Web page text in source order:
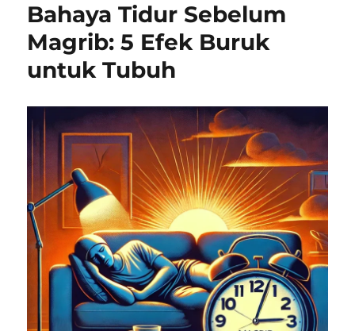
Bahaya Tidur Sebelum
Magrib: 5 Efek Buruk
untuk Tubuh